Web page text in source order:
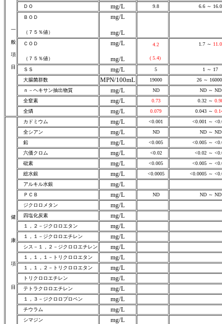
一
般
項
目
ＤＯ
mg/L 9.8
6.6 ～ 16.0
ＢＯＤ
（７５％値）
mg/L
mg/L
ＣＯＤ
（７５％値）
mg/L
mg/L
4.2
( 5.4)
1.7 ～ 11.0
ＳＳ mg/L 5
1 ～ 17
大腸菌群数
MPN/100mL 19000
26 ～
ｎ－ヘキサン抽出物質
mg/L ND
ND ～ ND
全窒素
mg/L 0.73 0.32 ～
全燐
mg/L 0.079 0.043 ～
健
康
項
目
カドミウム mg/L <0.001
<0.001 ～
全シアン
mg/L ND
ND ～ ND
鉛
mg/L <0.005
<0.005 ～
六価クロム
mg/L <0.02
<0.02 ～
砒素
mg/L <0.005
<0.005 ～
総水銀
mg/L <0.0005
<0.0005 ～
アルキル水銀
mg/L
ＰＣＢ mg/L ND
ND ～ ND
ジクロロメタン
mg/L
四塩化炭素 mg/L
１，２－ジクロロエタン mg/L
１，１－ジクロロエチレン mg/L
シス－１，２－ジクロロエチレン mg/L
１，１，１－トリクロロエタン mg/L
１，１，２－トリクロロエタン mg/L
トリクロロエチレン mg/L
テトラクロロエチレン mg/L
１，３－ジクロロプロペン mg/L
チウラム mg/L
シマジン mg/L